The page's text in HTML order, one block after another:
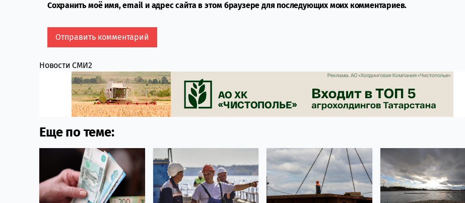
Сохранить моё имя, email и адрес сайта в этом браузере для последующих моих комментариев.
Новости СМИ2
Еще по теме: